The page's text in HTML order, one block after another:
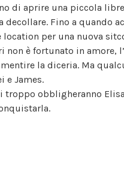
di aprire una piccola
Fino a quando
location per una nuova
non è fortunato in amore,
la diceria. Ma
e James.
troppo obbligheranno